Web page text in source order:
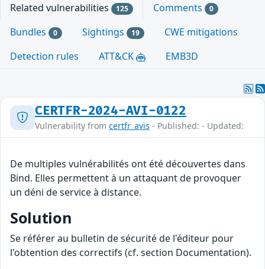
Related vulnerabilities 125 Comments 0
Bundles 0 Sightings 19
CWE mitigations
Detection rules
ATT&CK EMB3D
CERTFR-2024-AVI-0122
Vulnerability from certfr_avis - Published: - Updated:
De multiples vulnérabilités ont été découvertes dans
Bind. Elles permettent à un attaquant de provoquer
un déni de service à distance.
Solution
Se référer au bulletin de sécurité de l'éditeur pour
l'obtention des correctifs (cf. section Documentation).